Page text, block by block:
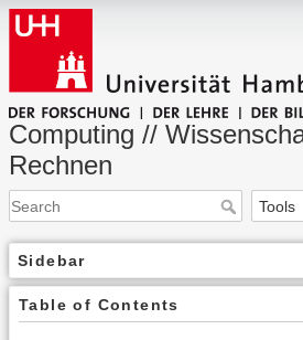
Computing //
Rechnen
Sidebar
Table of Contents